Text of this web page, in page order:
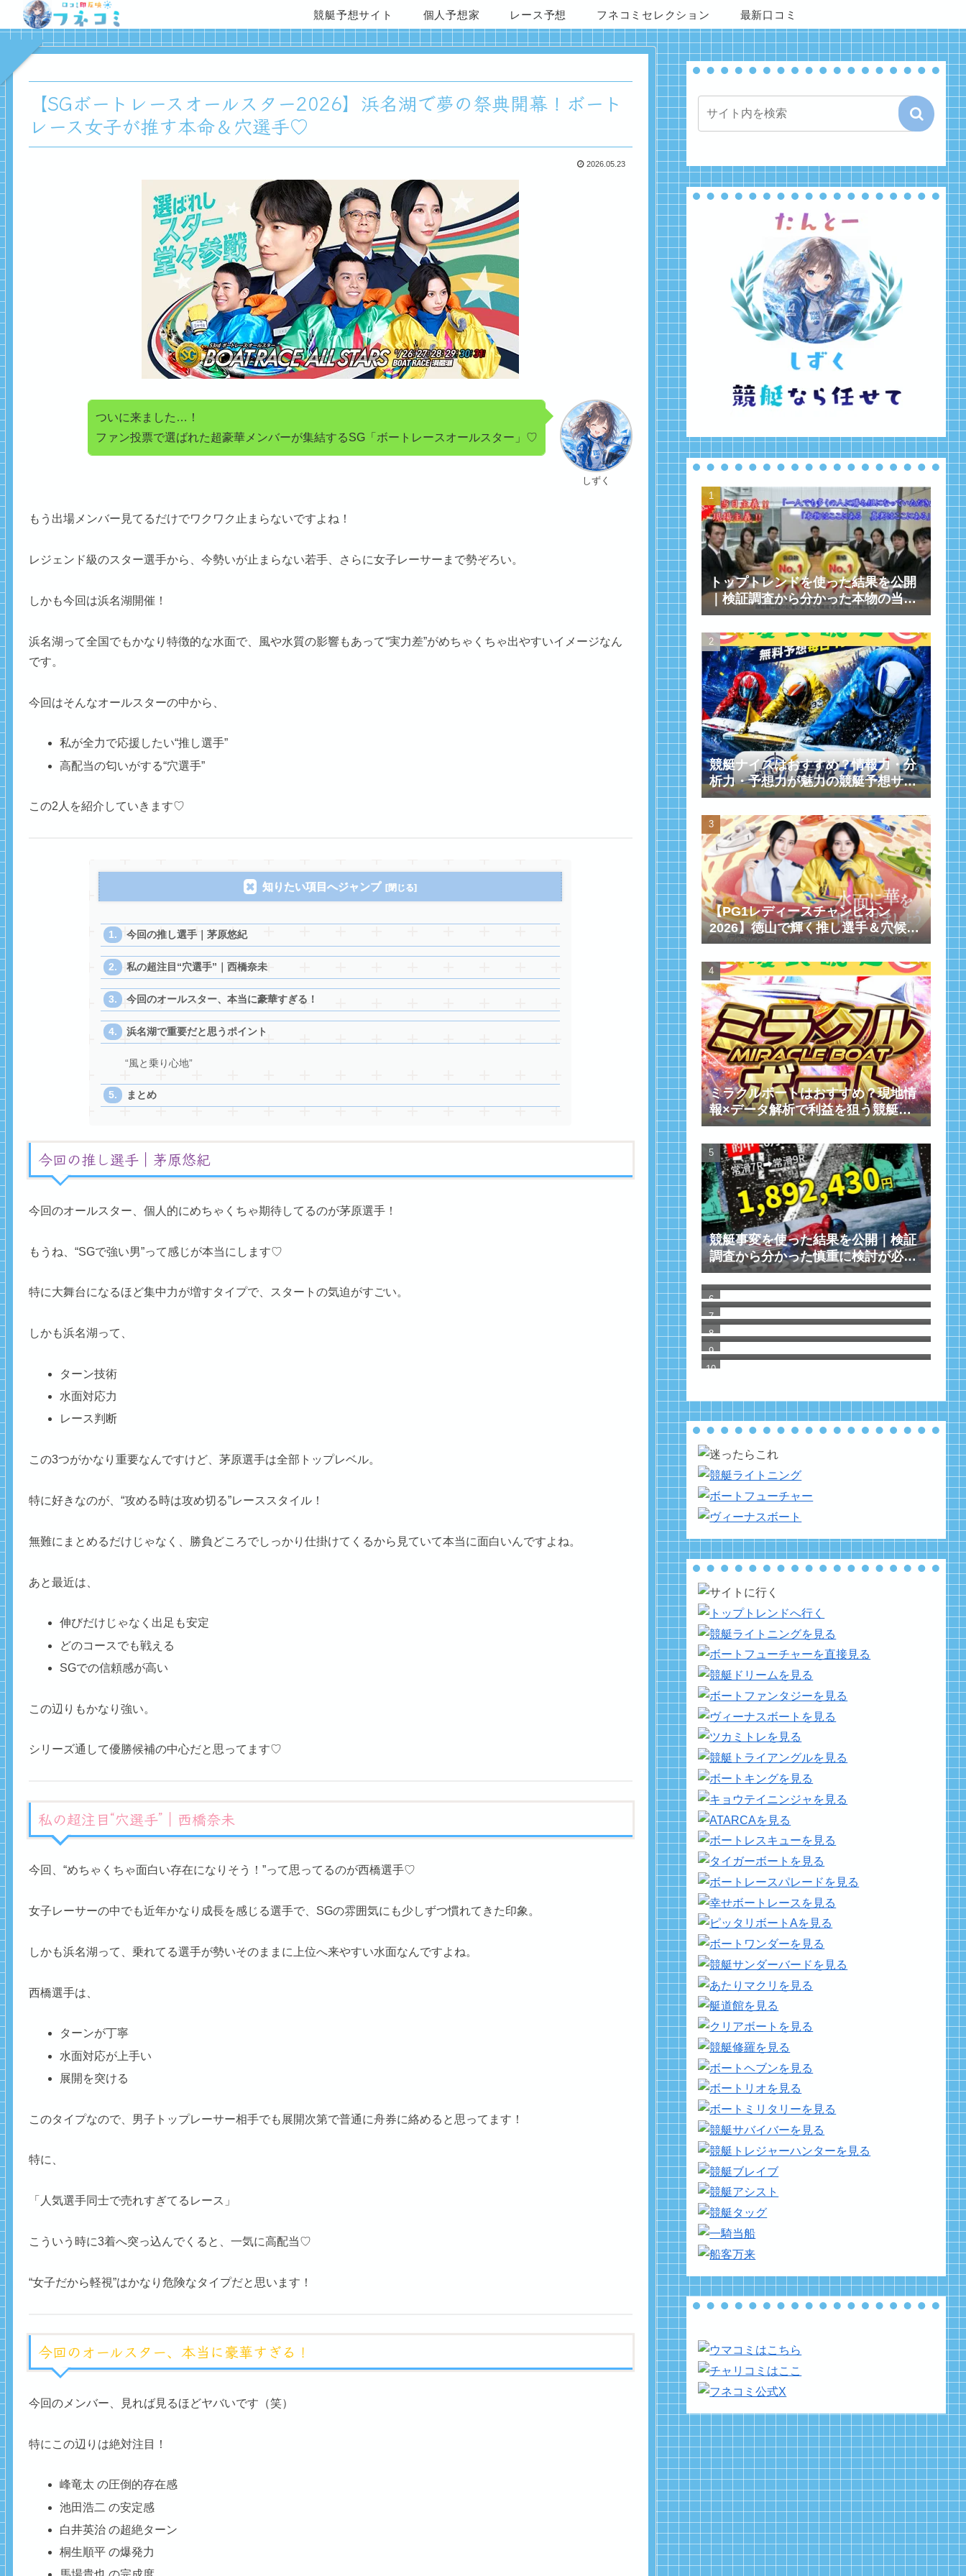
競艇予想サイト 個人予想家 レース予想 フネコミセレクション 最新口コミ
【SGボートレースオールスター2026】浜名湖で夢の祭典開幕！ボート
レース女子が推す本命＆穴選手♡
2026.05.23
しずく
ついに来ました…！
ファン投票で選ばれた超豪華メンバーが集結するSG「ボートレースオールスター」♡
もう出場メンバー見てるだけでワクワク止まらないですよね！
レジェンド級のスター選手から、今勢いが止まらない若手、さらに女子レーサーまで勢ぞろい。
しかも今回は浜名湖開催！
浜名湖って全国でもかなり特徴的な水面で、風や水質の影響もあって“実力差”がめちゃくちゃ出やすいイメージなん
です。
今回はそんなオールスターの中から、
私が全力で応援したい“推し選手”
高配当の匂いがする“穴選手”
この2人を紹介していきます♡
知りたい項目へジャンプ
今回の推し選手｜茅原悠紀
私の超注目“穴選手”｜西橋奈未
今回のオールスター、本当に豪華すぎる！
浜名湖で重要だと思うポイント
“風と乗り心地”
まとめ
今回の推し選手｜茅原悠紀
今回のオールスター、個人的にめちゃくちゃ期待してるのが茅原選手！
もうね、“SGで強い男”って感じが本当にします♡
特に大舞台になるほど集中力が増すタイプで、スタートの気迫がすごい。
しかも浜名湖って、
ターン技術
水面対応力
レース判断
この3つがかなり重要なんですけど、茅原選手は全部トップレベル。
特に好きなのが、“攻める時は攻め切る”レーススタイル！
無難にまとめるだけじゃなく、勝負どころでしっかり仕掛けてくるから見ていて本当に面白いんですよね。
あと最近は、
伸びだけじゃなく出足も安定
どのコースでも戦える
SGでの信頼感が高い
この辺りもかなり強い。
シリーズ通して優勝候補の中心だと思ってます♡
私の超注目“穴選手”｜西橋奈未
今回、“めちゃくちゃ面白い存在になりそう！”って思ってるのが西橋選手♡
女子レーサーの中でも近年かなり成長を感じる選手で、SGの雰囲気にも少しずつ慣れてきた印象。
しかも浜名湖って、乗れてる選手が勢いそのままに上位へ来やすい水面なんですよね。
西橋選手は、
ターンが丁寧
水面対応が上手い
展開を突ける
このタイプなので、男子トップレーサー相手でも展開次第で普通に舟券に絡めると思ってます！
特に、
「人気選手同士で売れすぎてるレース」
こういう時に3着へ突っ込んでくると、一気に高配当♡
“女子だから軽視”はかなり危険なタイプだと思います！
今回のオールスター、本当に豪華すぎる！
今回のメンバー、見れば見るほどヤバいです（笑）
特にこの辺りは絶対注目！
峰竜太 の圧倒的存在感
池田浩二 の安定感
白井英治 の超絶ターン
桐生順平 の爆発力
トップトレンドを使った結果を公開
｜検証調査から分かった本物の当た
る優良予想サイト
競艇ナイスはおすすめ？情報力・分
析力・予想力が魅力の競艇予想サイ
トを紹介！
【PG1レディースチャンピオン
2026】徳山で輝く推し選手＆穴候補
を競艇女子が徹底紹介！優勝候補・
注目レーサーまとめ
ミラクルボートはおすすめ？現地情
報×データ解析で利益を狙う競艇予
想サイトを紹介！
競艇事変を使った結果を公開｜検証
調査から分かった慎重に検討が必要
な予想サイト
【えーあいボート】AI×競艇予想が
進化！展開指数1652％UPを掲げる
注目の競艇予想サイトを紹介
【SGオーシャンカップ2026】びわ
こで注目したい推し選手＆穴候補を
ボートレース女子が徹底紹介！
ツカミトレ！の評判は嘘か誠か？最
新の口コミと的中実績をガチ検証し
てみた｜2026年4月
競艇ライトニングを使った結果を公
開｜検証調査から分かった本物の当
たる優良予想サイト
競艇白書を使った結果を公開｜検証
調査から分かった使えない競艇予想
サイト